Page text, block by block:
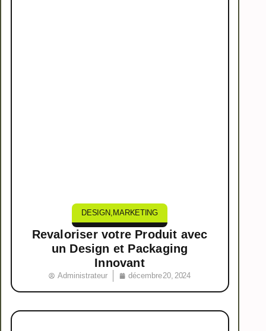
DESIGN, MARKETING
Revaloriser votre Produit avec
un Design et Packaging
Innovant
Administrateur décembre 20, 2024